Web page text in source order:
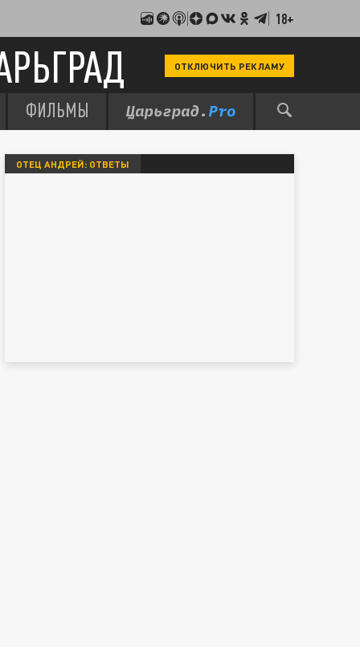
18+
ОТКЛЮЧИТЬ РЕКЛАМУ
ФИЛЬМЫ
ОТЕЦ АНДРЕЙ: ОТВЕТЫ